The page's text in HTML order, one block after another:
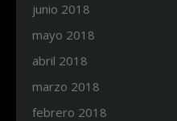
junio 2018
mayo 2018
abril 2018
marzo 2018
febrero 2018